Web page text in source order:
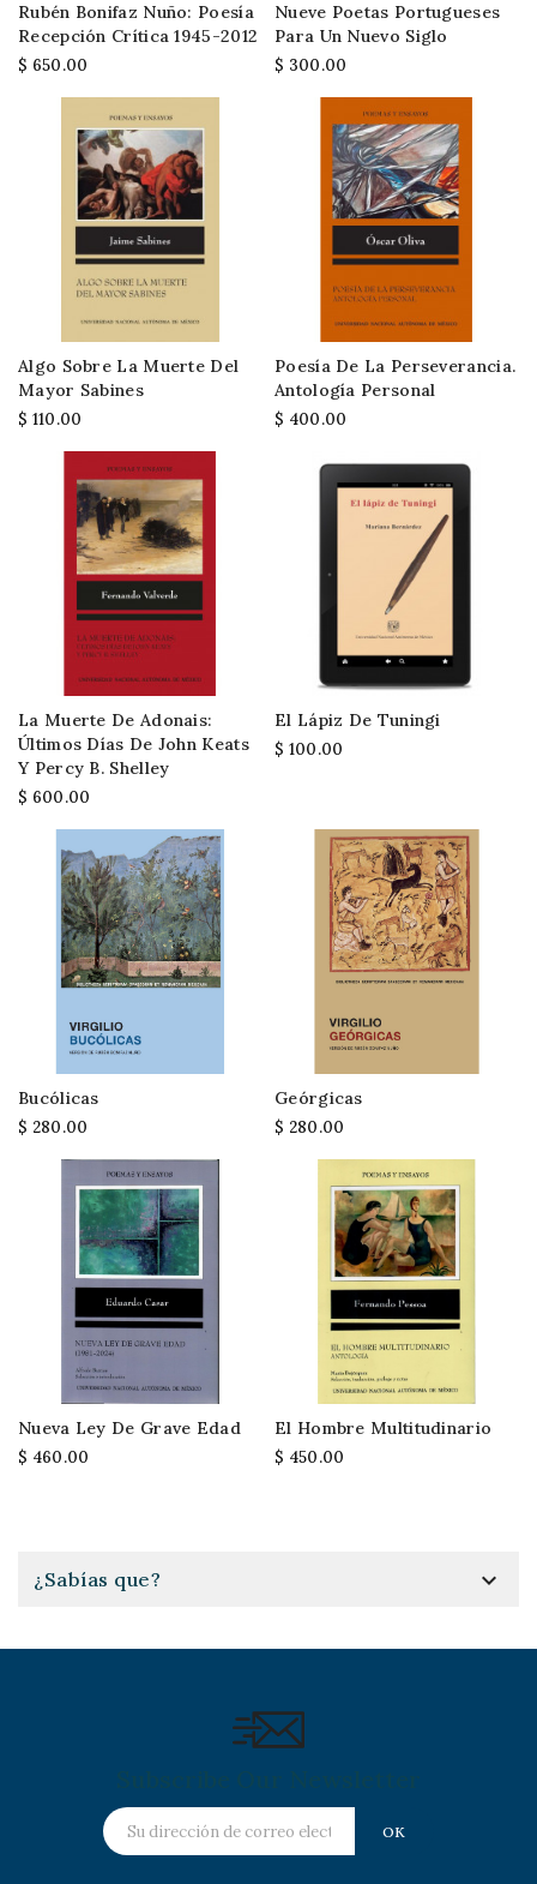
Rubén Bonifaz Nuño: Poesía
Recepción Crítica 1945-2012
$ 650.00
Nueve Poetas Portugueses
Para Un Nuevo Siglo
$ 300.00
Algo Sobre La Muerte Del
Mayor Sabines
$ 110.00
Poesía De La Perseverancia.
Antología Personal
$ 400.00
La Muerte De Adonais:
Últimos Días De John Keats
Y Percy B. Shelley
$ 600.00
El Lápiz De Tuningi
$ 100.00
Bucólicas
$ 280.00
Geórgicas
$ 280.00
Nueva Ley De Grave Edad
$ 460.00
El Hombre Multitudinario
$ 450.00
¿Sabías que? 